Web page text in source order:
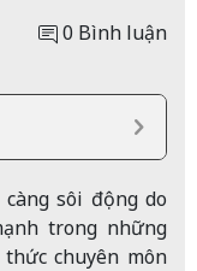
0 Bình luận
càng sôi động do
trong những
chuyên môn